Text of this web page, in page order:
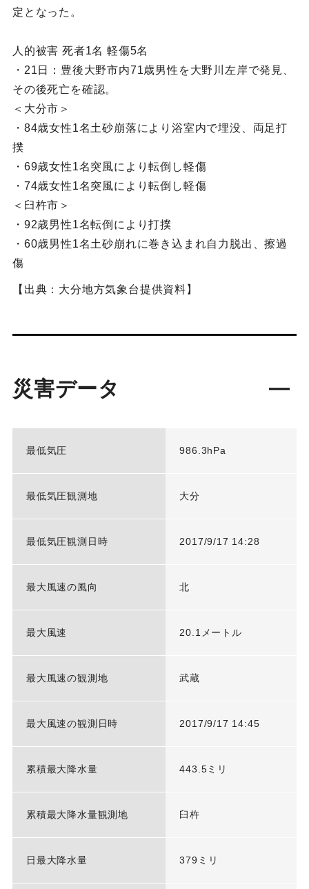
定となった。
人的被害 死者1名 軽傷5名
・21日：豊後大野市内71歳男性を大野川左岸で発見、
その後死亡を確認。
＜大分市＞
・84歳女性1名土砂崩落により浴室内で埋没、両足打
撲
・69歳女性1名突風により転倒し軽傷
・74歳女性1名突風により転倒し軽傷
＜臼杵市＞
・92歳男性1名転倒により打撲
・60歳男性1名土砂崩れに巻き込まれ自力脱出、擦過
傷
【出典：大分地方気象台提供資料】
災害データ
最低気圧 986.3hPa
最低気圧観測地 大分
最低気圧観測日時 2017/9/17 14:28
最大風速の風向 北
最大風速 20.1メートル
最大風速の観測地 武蔵
最大風速の観測日時 2017/9/17 14:45
累積最大降水量 443.5ミリ
累積最大降水量観測地 臼杵
日最大降水量 379ミリ